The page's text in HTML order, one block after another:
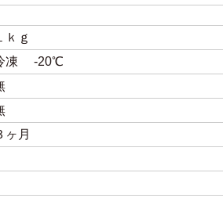
ｋｇ
凍 -20℃
ヶ月